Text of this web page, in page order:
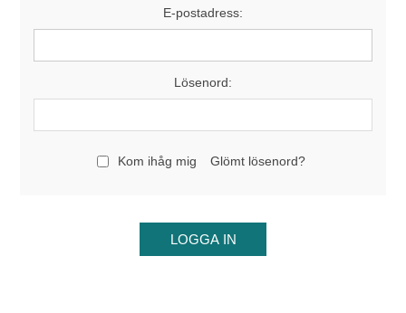
E-postadress:
Lösenord:
Kom ihåg mig Glömt lösenord?